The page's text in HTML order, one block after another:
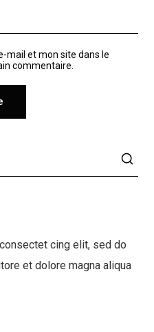
mail et mon site dans le
commentaire.
cing elit, sed do
et dolore magna aliqua